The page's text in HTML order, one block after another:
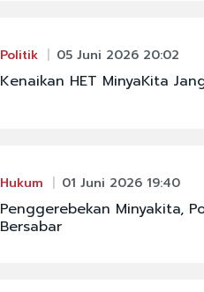
Politik 05 Juni 2026 20:02
Kenaikan HET MinyaKita
Hukum 01 Juni 2026 19:40
Penggerebekan Minyakita,
Bersabar
#RAJA JULI ANTONI
#SIGIT PRABOWO